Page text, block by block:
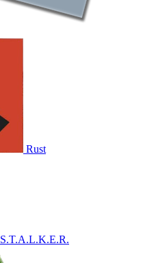
Rust
S.T.A.L.K.E.R.